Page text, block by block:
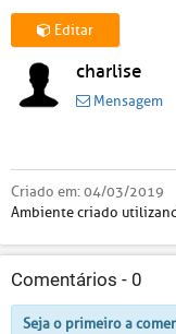
Editar
charlise
Mensagem
Criado em:04/03/2019
Ambiente criado
Comentários - 0
Seja o primeiro a